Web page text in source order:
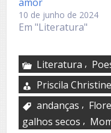
amor
10 de junho de 2024
Em "Literatura"
Literatura ,
Priscila
andanças ,
galhos secos ,